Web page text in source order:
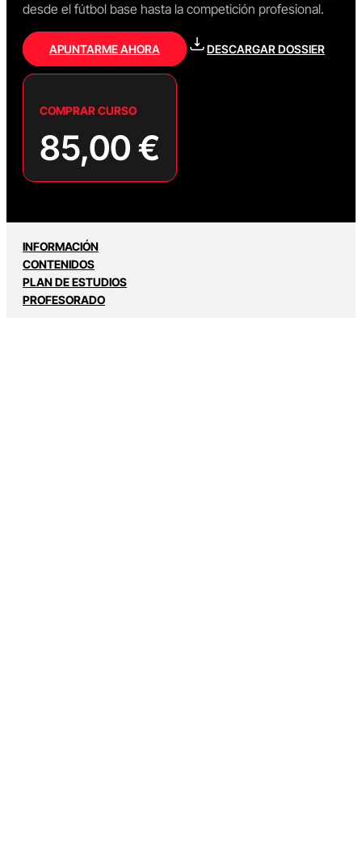
desde el fútbol base hasta la competición profesional.
APUNTARME AHORA DESCARGAR DOSSIER
COMPRAR CURSO
85,00€
INFORMACIÓN
CONTENIDOS
PLAN DE ESTUDIOS
PROFESORADO